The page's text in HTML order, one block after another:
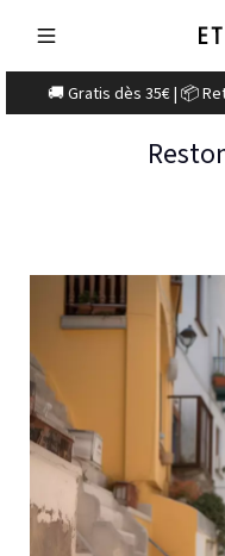
🚚 Gratis dès 35€ | 📦